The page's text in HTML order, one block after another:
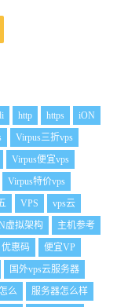
http https
iON
Virpus三折vps
Virpus便宜vps
Virpus特价vps
VPS
vps云
虚拟架构
主机参考
优惠码
便宜VP
国外vps云服务器
么
服务器怎么样